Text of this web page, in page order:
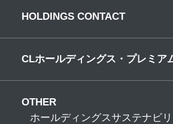
HOLDINGS CONTACT
CLホールディングス・プレミア
OTHER
ホールディングスサステナビ